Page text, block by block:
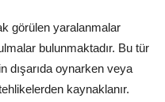
görülen yaralanmalar
bulunmaktadır. Bu tür
dışarıda oynarken veya
kaynaklanır.